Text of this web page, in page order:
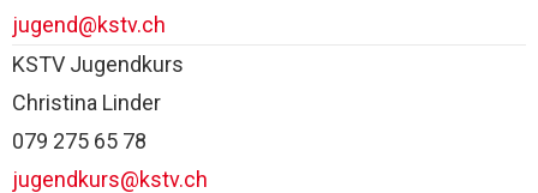
jugend@kstv.ch
KSTV Jugendkurs
Christina Linder
079 275 65 78
jugendkurs@kstv.ch